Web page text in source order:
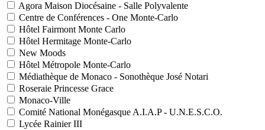
Agora Maison Diocésaine - Salle Polyvalente
Centre de Conférences - One Monte-Carlo
Hôtel Fairmont Monte Carlo
Hôtel Hermitage Monte-Carlo
New Moods
Hôtel Métropole Monte-Carlo
Médiathèque de Monaco - Sonothèque José Notari
Roseraie Princesse Grace
Monaco-Ville
Comité National Monégasque A.I.A.P - U.N.E.S.C.O.
Lycée Rainier III